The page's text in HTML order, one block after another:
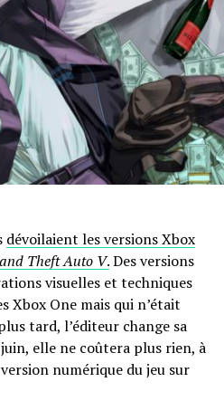
dévoilaient les versions Xbox
Theft Auto V.Des versions
visuelles et techniques
Xbox One mais qui n’était
tard, l’éditeur change sa
elle ne coûtera plus rien, à
numérique du jeu sur